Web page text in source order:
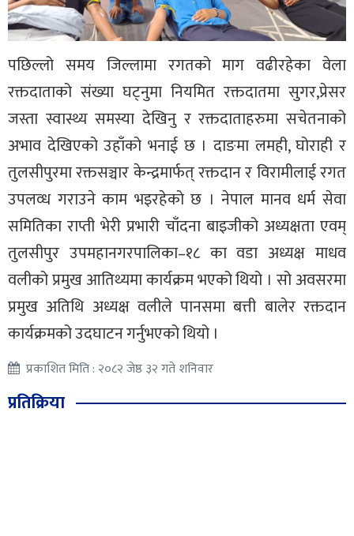
पछिल्लो समय जिल्लामा रगतको माग वढीरहेका वेला
रक्तदाताको संख्या घट्नुमा नियमित रक्तदातमा सुगर,प्रेसर
जस्ता स्वास्थ्य समस्या देखिनु र रक्तदाताहरुमा सचेतनाको
अभाव देखिएको उहाँको भनाई छ । दाङमा लमही, घोराही र
तुलसीपुरमा रक्तसञ्चार केन्द्रमार्फत् रक्तदान र विरामीलाई रगत
उपलव्ध गराउने काम भइरहेको छ । नेपाल मानव धर्म सेवा
समितिका राप्ती भेरी प्रभारी चाँदना बाइजीको अध्यक्षता एवम्
तुलसीपुर उपमहानगरपालिका–१८ का वडा अध्यक्ष माधव
वलीको प्रमुख आतिथ्यमा कार्यक्रम भएको थियो । सो अवसरमा
प्रमुख अतिथि अध्यक्ष वलीले पानसमा बत्ती बालेर रक्तदान
कार्यक्रमको उदघाटन गर्नुभएको थियो ।
प्रकाशित मिति : २०८२ जेष्ठ ३२ गते शनिवार
प्रतिक्रिया